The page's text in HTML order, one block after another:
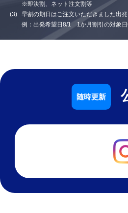
※即決割、ネット注文割等
早割の期日はご注文いただきました出
例：出発希望日8/1 1か月割引の対象